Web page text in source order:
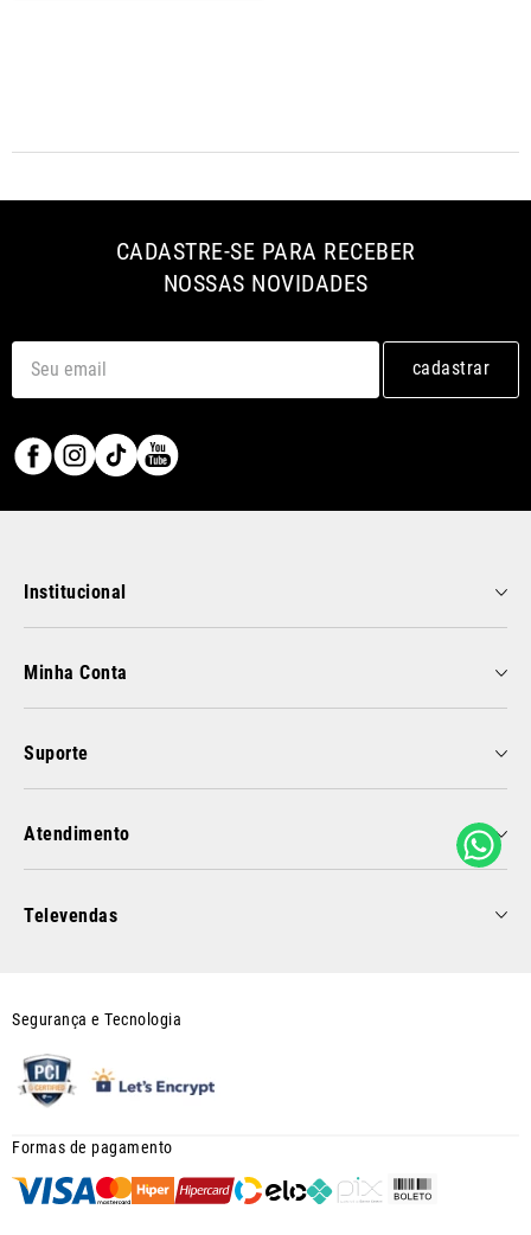
CADASTRE-SE PARA RECEBER
NOSSAS NOVIDADES
cadastrar
Institucional
Minha Conta
Suporte
Atendimento
Televendas
Segurança e Tecnologia
Formas de pagamento